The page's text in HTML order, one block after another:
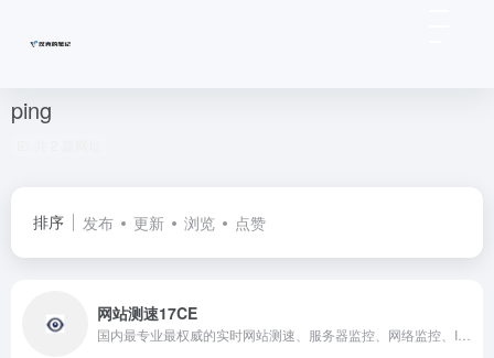
ping
排序 发布 更新 浏览 点赞
网站测速17CE